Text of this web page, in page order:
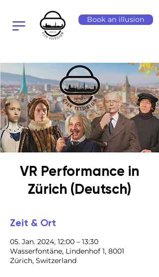
Book an illusion
VR Performance in
Zürich (Deutsch)
Zeit & Ort
05. Jan. 2024, 12:00 – 13:30
Wasserfontäne, Lindenhof 1, 8001
Zürich, Switzerland